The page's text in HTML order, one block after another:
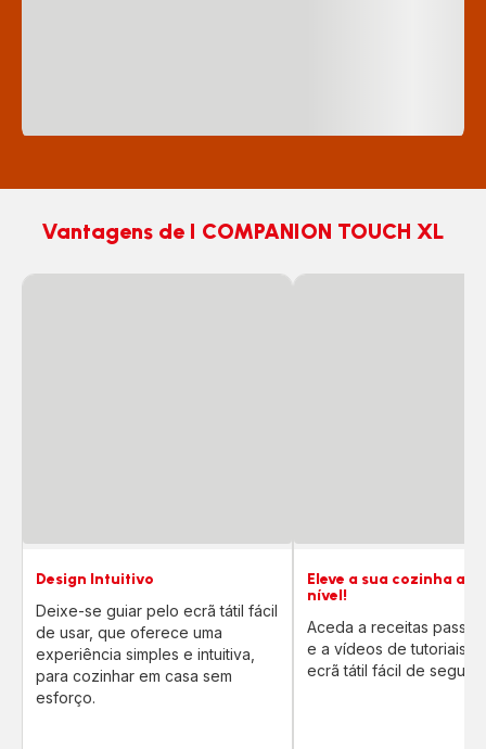
Vantagens de I COMPANION TOUCH XL
Design Intuitivo
Deixe-se guiar pelo ecrã tátil fácil
de usar, que oferece uma
experiência simples e intuitiva,
para cozinhar em casa sem
esforço.
Eleve a sua cozinha a
nível!
Aceda a receitas passo
e a vídeos de tutoriais
ecrã tátil fácil de seguir.